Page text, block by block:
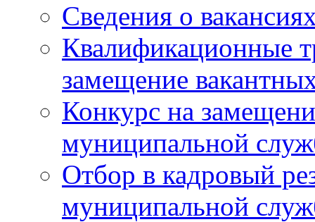
Сведения о
Квалификационные
замещение
Конкурс на
муниципальной
Отбор в кадровый
муниципальной